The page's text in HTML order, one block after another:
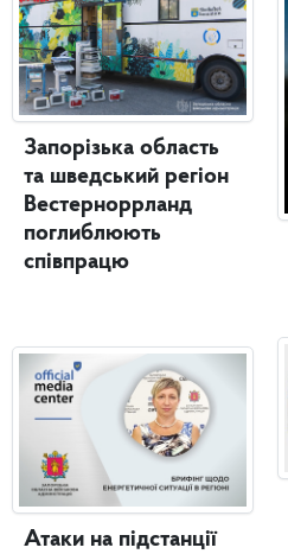
Запорізька область
та шведський регіон
Вестерноррланд
поглиблюють
співпрацю
Атаки на підстанції